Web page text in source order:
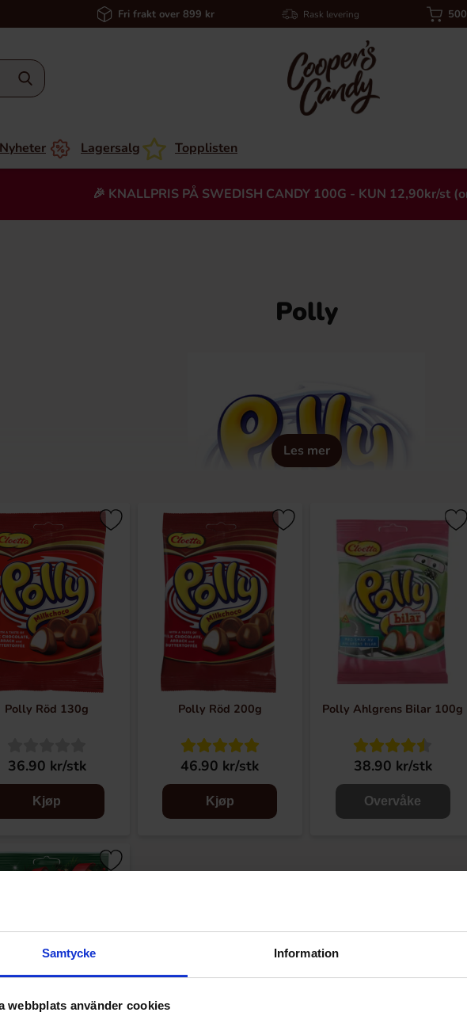
Samtycke Information
webbplats använder cookies
Fri frakt over 899 kr Rask levering
Nyheter Lagersalg Topplisten
🎉 KNALLPRIS PÅ SWEDISH CANDY 100G - KUN 12,90kr/st
Polly
Les mer
skumtoppar dragerade med en ljuvlig chokladsmak. Kombinationen av ett
så mumsigt att det är omöjligt att bara ta en.
Polly Röd 130g
36.90 kr/stk
Kjøp
Polly Röd 200g
46.90 kr/stk
Kjøp
Polly Ahlgrens Bilar 100g
38.90 kr/stk
Overvåke